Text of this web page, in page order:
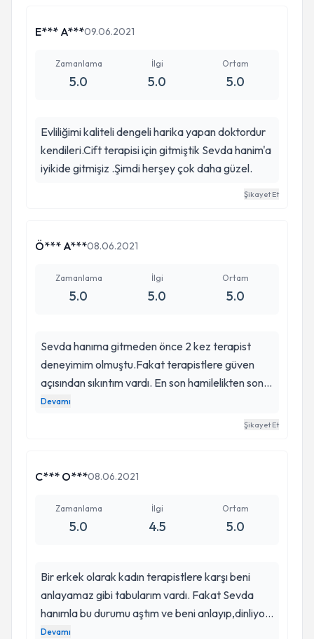
hissettim ve oyle de oldu. İlaçlarımı bırakabilmem
edebilmeyi,gerek nefes terapileriyle gerek
telkinleriyle kontrol altına alabilmeyi öğrendim.
tavsiye ediyorum. Çözümü olmadığını
düşündüğünüz bir derdiniz varsa önce Sevda
hocayla bir konuşun derim; kısa sürede
E*** A***09.06.2021
Zamanlama
5.0
İlgi
5.0
Ortam
5.0
Evliliğimi kaliteli dengeli harika yapan doktordur
kendileri.Cift terapisi için gitmiştik Sevda hanim'a
iyikide gitmişiz .Şimdi herşey çok daha güzel.
Şikayet Et
Ö*** A***08.06.2021
Zamanlama
5.0
İlgi
5.0
Ortam
5.0
Sevda hanıma gitmeden önce 2 kez terapist
deneyimim olmuştu.Fakat terapistlere güven
açısından sıkıntım vardı. En son hamilelikten sonra
lohusalıkta depresyon yaşayınca Sevda hanıma
tedavi etmesi sonucu birçok sıkıntımı atlattım. İyi
Teşekkürler psk klinik .
Devamı
Şikayet Et
C*** O***08.06.2021
Zamanlama
5.0
İlgi
4.5
Ortam
5.0
Bir erkek olarak kadın terapistlere karşı beni
anlayamaz gibi tabularım vardı. Fakat Sevda
hanımla bu durumu aştım ve beni anlayıp,dinliyor
olması , yargılamadan naif tavırlarıyla yaşadığım
Devamı